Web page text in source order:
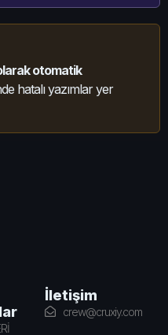
otomatik
hatalı yazımlar yer
İletişim
crew@cruxiy.com